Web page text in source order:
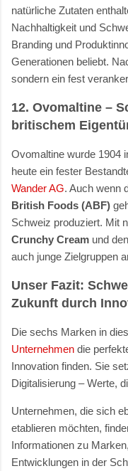
natürliche Zutaten
Nachhaltigkeit und
Branding und
Generationen beliebt.
sondern ein fest
12. Ovomaltine –
britischem
Ovomaltine wurde 1904
heute ein fester
Wander AG. Auch wenn
British Foods (ABF)
Schweiz produziert. Mit
Crunchy Cream und
auch junge Zielgruppen
Unser Fazit:
Zukunft durch
Die sechs Marken in
Unternehmen die
Innovation finden. Sie
Digitalisierung – Werte,
Unternehmen, die sich
etablieren möchten,
Informationen zu
Entwicklungen in der